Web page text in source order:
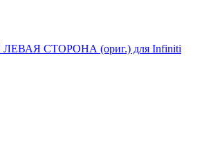
СТОРОНА (ориг.) для Infiniti